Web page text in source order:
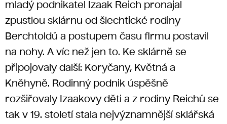
mladý podnikatel Izaak Reich pronajal
zpustlou sklárnu od šlechtické rodiny
Berchtoldů a postupem času firmu postavil
na nohy. A víc než jen to. Ke sklárně se
připojovaly další: Koryčany, Květná a
Kněhyně. Rodinný podnik úspěšně
rozšiřovaly Izaakovy děti a z rodiny Reichů se
tak v 19. století stala nejvýznamnější sklářská